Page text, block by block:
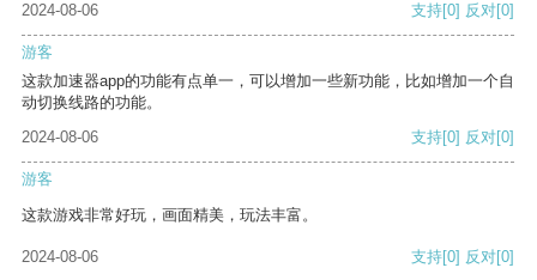
2024-08-06
支持[0] 反对[0]
游客
这款加速器app的功能有点单一，可以增加一些新功能，比如增加一个自
动切换线路的功能。
2024-08-06
支持[0] 反对[0]
游客
这款游戏非常好玩，画面精美，玩法丰富。
2024-08-06 支持[0] 反对[0]